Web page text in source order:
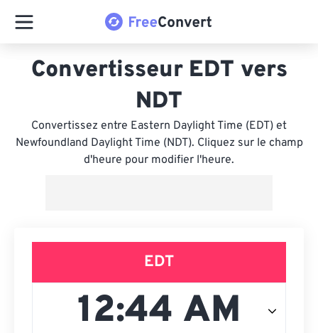
Convertisseur EDT vers
NDT
Convertissez entre Eastern Daylight Time (EDT) et
Newfoundland Daylight Time (NDT). Cliquez sur le champ
d'heure pour modifier l'heure.
EDT